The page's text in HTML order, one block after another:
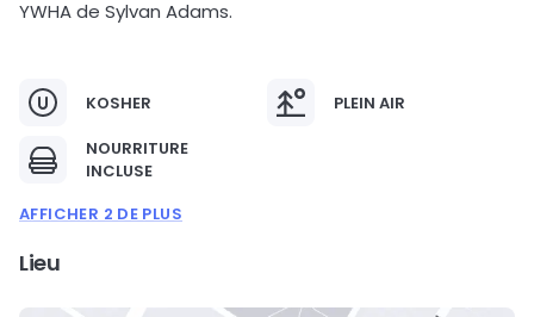
YWHA de Sylvan Adams.
KOSHER PLEIN AIR
NOURRITURE
INCLUSE
AFFICHER 2 DE PLUS
Lieu